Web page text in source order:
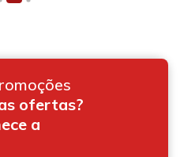
ofertas?
a